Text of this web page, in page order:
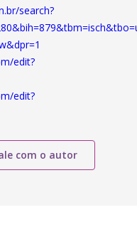
search?
edit?
edit?
com o autor